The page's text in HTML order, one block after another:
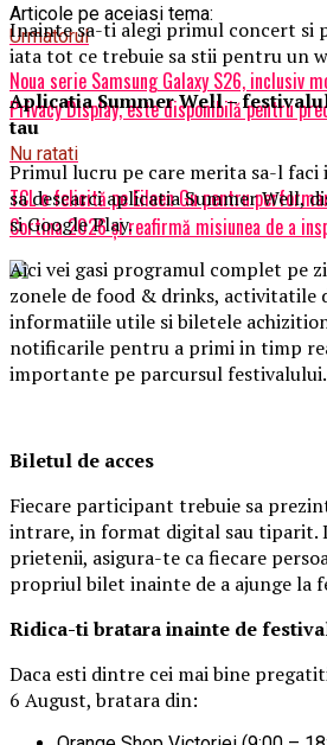
Articole pe aceiasi tema:
Urmatorul
Noua serie Samsung Galaxy S26, inclusiv
Privacy Display, este disponibilă pentru
Nu ratati
TCL o felicită pe Eileen Gu pentru
Cortina 2026 și reafirmă misiunea de a
Inainte sa-ti alegi primul concert si
iata tot ce trebuie sa stii pentru un
Aplicatia Summer Well–
tau
Primul lucru pe care merita sa-l faci
sa descarci aplicatia Summer Well,
si Google Play.
Aici vei gasi programul complet pe
zonele de food & drinks, activitatile
informatiile utile si biletele
notificarile pentru a primi in timp
importante pe parcursul festivalului.
Biletul de acces
Fiecare participant trebuie sa
intrare, in format digital sau tiparit.
prietenii, asigura-te ca fiecare
propriul bilet inainte de a ajunge la
Ridica-ti bratarainainte de
Daca esti dintre cei mai bine
6 August, bratara din: